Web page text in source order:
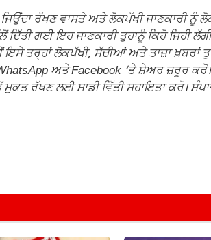
ਰੱਖਣ ਵਾਸਤੇ ਅਤੇ ਲੋਕਪੱਖੀ ਜਾਣਕਾਰੀ ਨੂੰ
ਗਈ ਇਹ ਜਾਣਕਾਰੀ ਤੁਹਾਨੂੰ ਕਿਹੋ ਜਿਹੀ
ਇਸੇ ਤਰ੍ਹਾਂ ਲੋਕਪੱਖੀ, ਸੱਚੀਆਂ ਅਤੇ ਤਾਜ਼ਾ ਖ਼ਬਰਾਂ
ਅਤੇ Facebook ‘ਤੇ ਸ਼ੇਅਰ ਜ਼ਰੂਰ
ਰੱਖਣ ਲਈ ਸਾਡੀ ਵਿੱਤੀ ਸਹਾਇਤਾ ਕਰੋ।